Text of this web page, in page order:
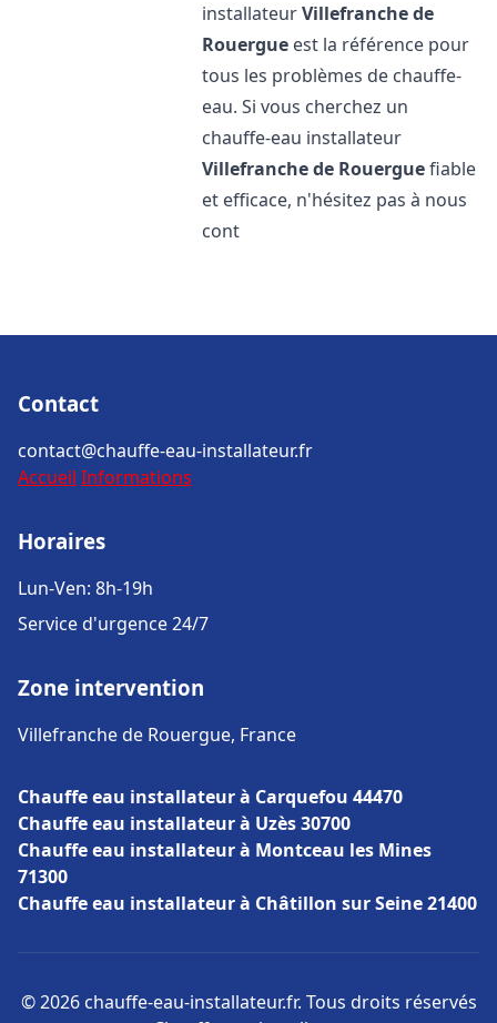
installateurVillefranche de
Rouergue est la référence pour
tous les problèmes de chauffe-
eau. Si vous cherchez un
chauffe-eau installateur
Villefranche de Rouerguefiable
et efficace, n'hésitez pas à nous
cont
Contact
contact@chauffe-eau-installateur.fr
Accueil Informations
Horaires
Lun-Ven: 8h-19h
Service d'urgence 24/7
Zone intervention
Villefranche de Rouergue, France
Chauffe eau installateur à Carquefou 44470
Chauffe eau installateur à Uzès 30700
Chauffe eau installateur à Montceau les Mines
71300
Chauffe eau installateur à Châtillon sur Seine 21400
© 2026 chauffe-eau-installateur.fr. Tous droits réservés